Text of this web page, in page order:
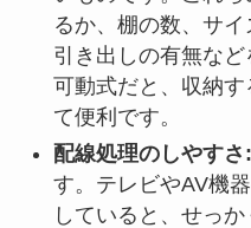
るか、棚の数、サイ
引き出しの有無な
可動式だと、収納
て便利です。
配線処理のしやすさ:
す。テレビやAV機
していると、せっ